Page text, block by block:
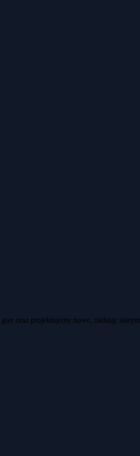
oraz projektujemy nowe, nadając